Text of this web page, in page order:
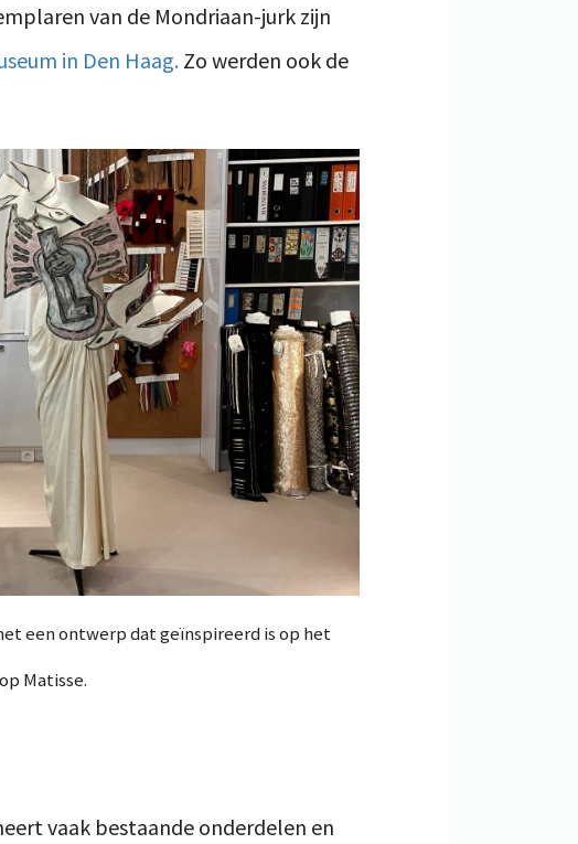
van de Mondriaan-jurk zijn
in Den Haag.Zo werden ook de
een ontwerp dat geïnspireerd is op het
Matisse.
vaak bestaande onderdelen en